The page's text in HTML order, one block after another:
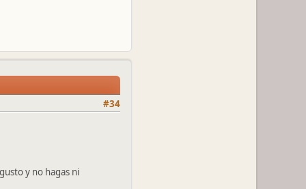
#34
y no hagas ni